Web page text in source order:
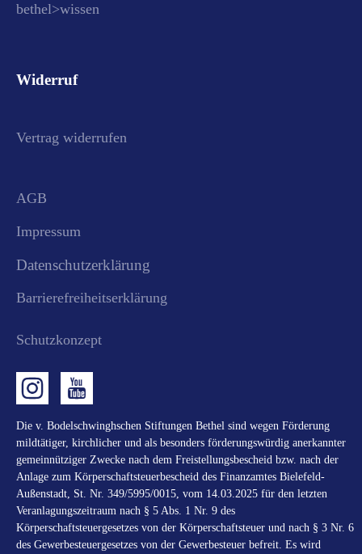
bethel>wissen
Widerruf
Vertrag widerrufen
AGB
Impressum
Datenschutzerklärung
Barrierefreiheitserklärung
Schutzkonzept
Die v. Bodelschwinghschen Stiftungen Bethel sind wegen Förderung
mildtätiger, kirchlicher und als besonders förderungswürdig anerkannter
gemeinnütziger Zwecke nach dem Freistellungsbescheid bzw. nach der
Anlage zum Körperschaftsteuerbescheid des Finanzamtes Bielefeld-
Außenstadt, St. Nr. 349/5995/0015, vom 14.03.2025 für den letzten
Veranlagungszeitraum nach § 5 Abs. 1 Nr. 9 des
Körperschaftsteuergesetzes von der Körperschaftsteuer und nach § 3 Nr. 6
des Gewerbesteuergesetzes von der Gewerbesteuer befreit. Es wird